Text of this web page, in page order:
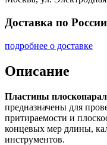
Доставка по
подробнее о доставке
Описание
Пластины
предназначены для
притираемости и
концевых мер длины,
инструментов.